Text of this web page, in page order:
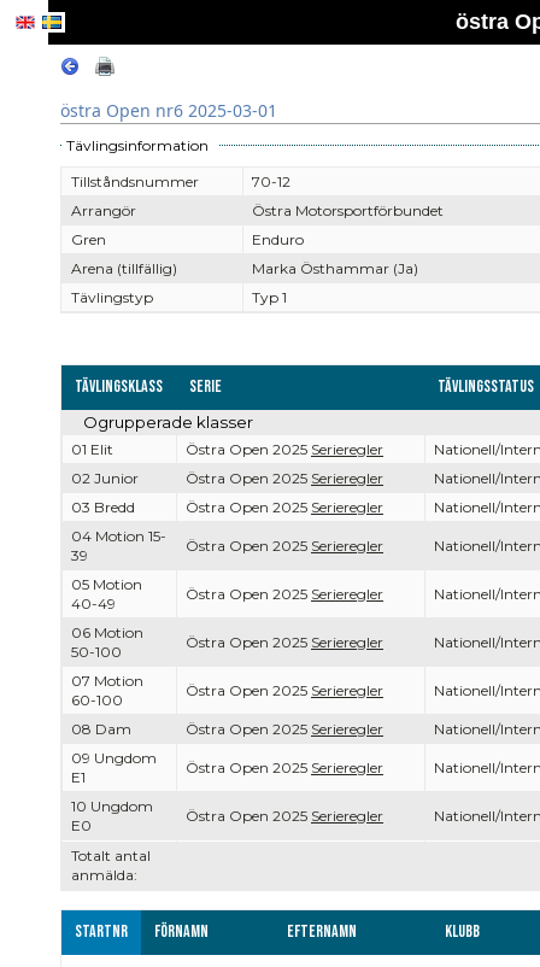
östra
östra Open nr6 2025-03-01
Tävlingsinformation
Tillståndsnummer
70-12
Arrangör
Östra Motorsportförbundet
Gren
Enduro
Arena (tillfällig)
Marka Östhammar (Ja)
Tävlingstyp
Typ 1
Tävlingsklass Serie Tävlingsstatus
Totalt antal
anmälda:
Ogrupperade klasser
01 Elit Östra Open 2025 Serieregler
Nationell/
02 Junior
Östra Open 2025 Serieregler
Nationell/
03 Bredd
Östra Open 2025 Serieregler
Nationell/
04 Motion 15-
39
Östra Open 2025 Serieregler Nationell/
05 Motion
40-49
Östra Open 2025 Serieregler Nationell/
06 Motion
50-100
Östra Open 2025 Serieregler Nationell/
07 Motion
60-100
Östra Open 2025 Serieregler Nationell/
08 Dam Östra Open 2025 Serieregler
Nationell/
09 Ungdom
E1
Östra Open 2025 Serieregler Nationell/
10 Ungdom
E0
Östra Open 2025 Serieregler Nationell/
Startnr Förnamn Efternamn Klubb